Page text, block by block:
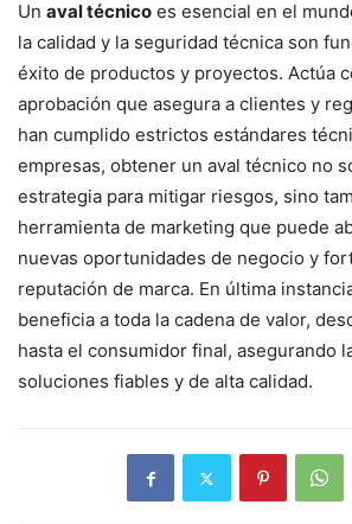
Un aval técnico es esencial en el
la calidad y la seguridad técnica son
éxito de productos y proyectos. Actúa
aprobación que asegura a clientes y
han cumplido estrictos estándares
empresas, obtener un aval técnico no
estrategia para mitigar riesgos, sino
herramienta de marketing que puede
nuevas oportunidades de negocio y
reputación de marca. En última
beneficia a toda la cadena de valor,
hasta el consumidor final, asegurando
soluciones fiables y de alta calidad.